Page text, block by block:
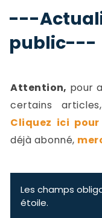
---
public---
Attention, pour
certains
Cliquez ici
déjà abonné,
Les champs
étoile.